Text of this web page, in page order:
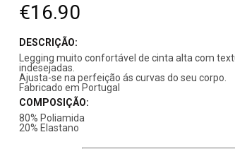
€16.90
DESCRIÇÃO:
Legging muito confortável de cinta alta com
indesejadas.
Ajusta-se na perfeição ás curvas do seu corpo.
Fabricado em Portugal
COMPOSIÇÃO:
80% Poliamida
20% Elastano